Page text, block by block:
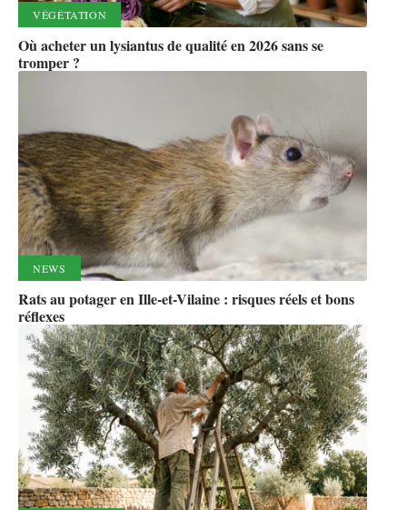
VÉGÉTATION
Où acheter un lysiantus de qualité en 2026 sans se
tromper ?
NEWS
Rats au potager en Ille-et-Vilaine : risques réels et bons
réflexes